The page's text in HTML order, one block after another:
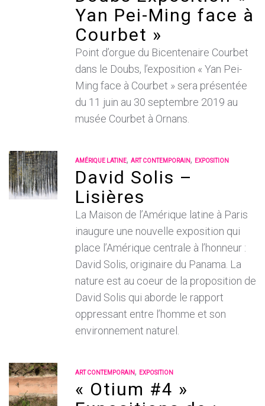
Yan Pei-Ming face à
Courbet »
Point d’orgue du Bicentenaire Courbet
dans le Doubs, l’exposition « Yan Pei-
Ming face à Courbet » sera présentée
du 11 juin au 30 septembre 2019 au
musée Courbet à Ornans.
AMÉRIQUE LATINE, ART CONTEMPORAIN , EXPOSITION
David Solis –
Lisières
La Maison de l’Amérique latine à Paris
inaugure une nouvelle exposition qui
place l’Amérique centrale à l’honneur :
David Solis, originaire du Panama. La
nature est au coeur de la proposition de
David Solis qui aborde le rapport
oppressant entre l’homme et son
environnement naturel.
ART CONTEMPORAIN , EXPOSITION
« Otium #4 »